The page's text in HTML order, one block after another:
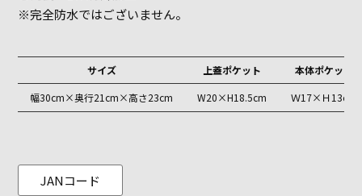
※完全防水ではございません。
サイズ 上蓋ポケット
本体ポケット
幅30cm×奥行21cm×高さ23cm
W20×H18.5cm Ｗ17×Ｈ13cm
JANコード